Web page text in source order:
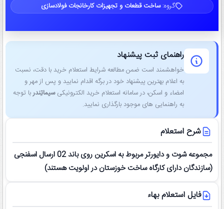
گروه:ساخت قطعات و تجهیزات کارخانجات فولادسازی
راهنمای ثبت پیشنهاد
خواهشمند است ضمن مطالعه شرایط استعلام خرید با دقت، نسبت
به اعلام بهترین پیشنهاد خود در برگه اقدام نمایید و پس از مهر و
امضاء و اسکن، در سامانه استعلام خرید الکترونیکیسیماتِندربا توجه
به راهنمایی ‌های موجود بارگذاری نمایید.
شرح استعلام
مجموعه شوت و دایورتر مربوط به اسکرین روی باند 02 ارسال اسفنجی
(سازندگان دارای کارگاه ساخت خوزستان در اولویت هستند)
فایل استعلام بهاء